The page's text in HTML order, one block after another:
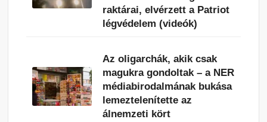
raktárai, elvérzett a Patriot
légvédelem (videók)
Az oligarchák, akik csak
magukra gondoltak – a NER
médiabirodalmának bukása
lemeztelenítette az
álnemzeti kört